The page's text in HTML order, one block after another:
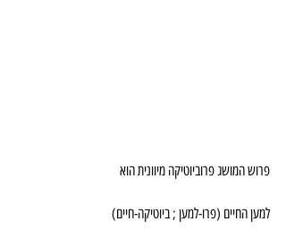
פרוש המושג פרוביוטיקה מיוונית הוא​​
למען החיים (פרו-למען ; ביוטיקה-חיים)